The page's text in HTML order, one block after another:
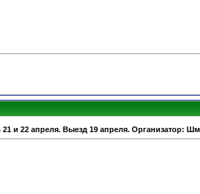
и 22 апреля. Выезд 19 апреля. Организатор: